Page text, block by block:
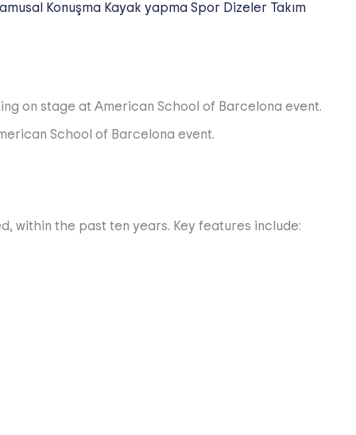
Konuşma Kayak yapma Spor Dizeler Takım
within the past ten years. Key features include: